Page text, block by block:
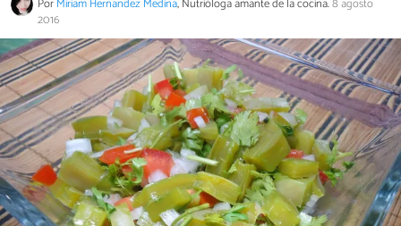
PorMiriam Hernandez Medina, Nutrióloga amante de la cocina.8 agosto
2016